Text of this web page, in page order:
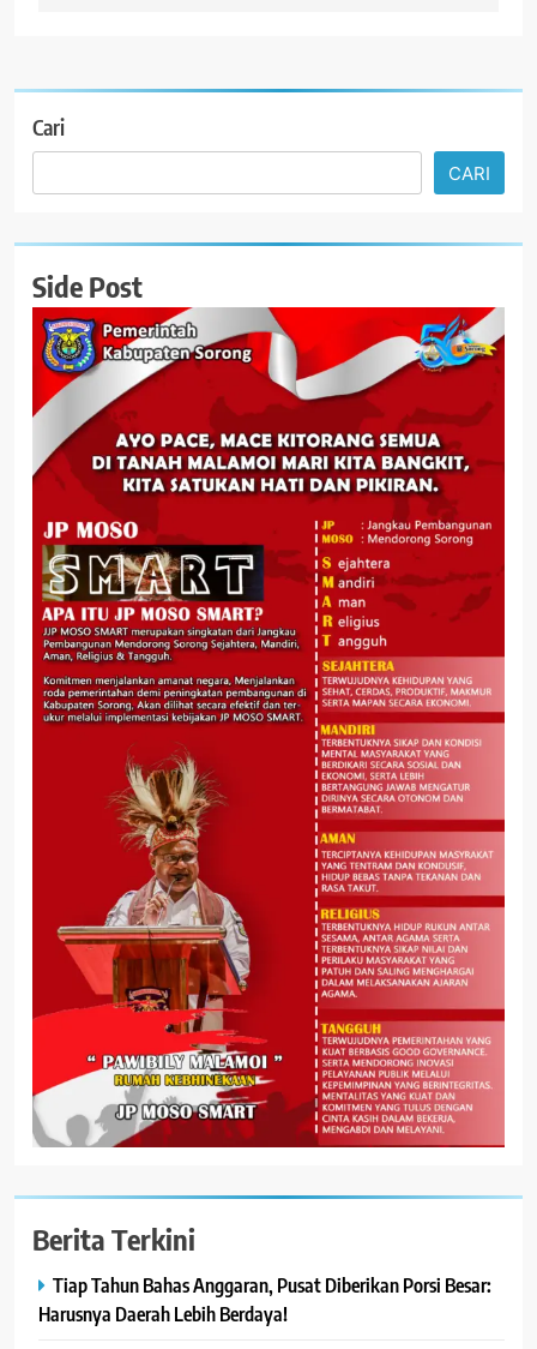
Cari
CARI
Side Post
Berita Terkini
Tiap Tahun Bahas Anggaran, Pusat Diberikan Porsi Besar:
Harusnya Daerah Lebih Berdaya!